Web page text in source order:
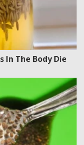
In The Body Die